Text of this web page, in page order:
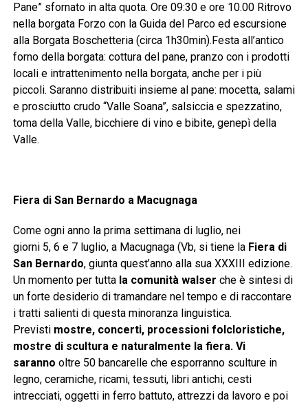
Pane” sfornato in alta quota. Ore 09:30 e ore 10.00 Ritrovo
nella borgata Forzo con la Guida del Parco ed escursione
alla Borgata Boschetteria (circa 1h30min).Festa all’antico
forno della borgata: cottura del pane, pranzo con i prodotti
locali e intrattenimento nella borgata, anche per i più
piccoli. Saranno distribuiti insieme al pane: mocetta, salami
e prosciutto crudo “Valle Soana”, salsiccia e spezzatino,
toma della Valle, bicchiere di vino e bibite, genepì della
Valle.
Fiera di San Bernardo a Macugnaga
Come ogni anno la prima settimana di luglio, nei
giorni 5, 6 e 7 luglio, a Macugnaga (Vb, si tiene la Fiera di
San Bernardo, giunta quest’anno alla sua XXXIII edizione.
Un momento per tutta la comunità walser che è sintesi di
un forte desiderio di tramandare nel tempo e di raccontare
i tratti salienti di questa minoranza linguistica.
Previsti mostre, concerti, processioni folcloristiche,
mostre di scultura e naturalmente la fiera. Vi
saranno oltre 50 bancarelle che esporranno sculture in
legno, ceramiche, ricami, tessuti, libri antichi, cesti
intrecciati, oggetti in ferro battuto, attrezzi da lavoro e poi